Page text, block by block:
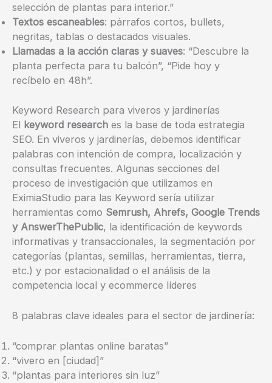
selección de plantas para interior.”
Textos escaneables: párrafos cortos, bullets,
negritas, tablas o destacados visuales.
Llamadas a la acción claras y suaves: “Descubre la
planta perfecta para tu balcón”, “Pide hoy y
recíbelo en 48h”.
Keyword Research para viveros y jardinerías
El keyword research es la base de toda estrategia
SEO. En viveros y jardinerías, debemos identificar
palabras con intención de compra, localización y
consultas frecuentes. Algunas secciones del
proceso de investigación que utilizamos en
EximiaStudio para las Keyword sería utilizar
herramientas como Semrush, Ahrefs, Google Trends
y AnswerThePublic, la identificación de keywords
informativas y transaccionales, la segmentación por
categorías (plantas, semillas, herramientas, tierra,
etc.) y por estacionalidad o el análisis de la
competencia local y ecommerce líderes
8 palabras clave ideales para el sector de jardinería:
“comprar plantas online baratas”
“vivero en [ciudad]”
“plantas para interiores sin luz”